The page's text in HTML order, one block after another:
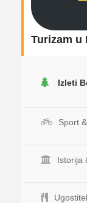
Turizam u
Izleti
Sport
Istorija